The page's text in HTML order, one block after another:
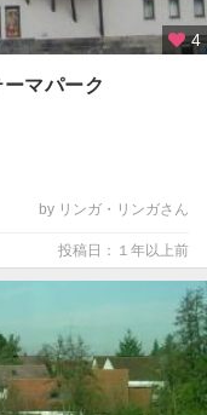
4
マパーク
by リンガ・リンガさん
投稿日：１年以上前